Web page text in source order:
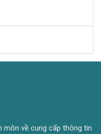
môn về cung cấp thông tin